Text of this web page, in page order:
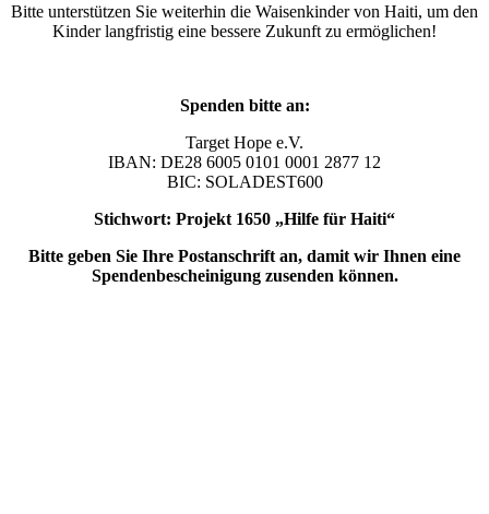
Bitte unterstützen Sie weiterhin die Waisenkinder von Haiti, um den
Kinder langfristig eine bessere Zukunft zu ermöglichen!
Spenden bitte an:
Target Hope e.V.
IBAN: DE28 6005 0101 0001 2877 12
BIC: SOLADEST600
Stichwort: Projekt 1650 „Hilfe für Haiti“
Bitte geben Sie Ihre Postanschrift an, damit wir Ihnen eine
Spendenbescheinigung zusenden können.